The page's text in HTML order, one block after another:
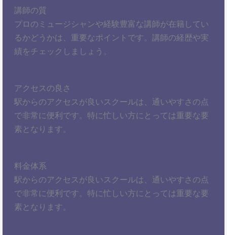
講師の質
プロのミュージシャンや経験豊富な講師が在籍してい
るかどうかは、重要なポイントです。講師の経歴や実
績をチェックしましょう。
アクセスの良さ
駅からのアクセスが良いスクールは、通いやすさの点
で非常に便利です。特に忙しい方にとっては重要な要
素となります。
料金体系
駅からのアクセスが良いスクールは、通いやすさの点
で非常に便利です。特に忙しい方にとっては重要な要
素となります。